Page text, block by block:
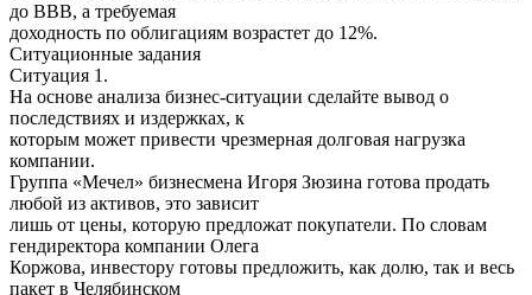
до ВВВ, а требуемая
доходность по облигациям возрастет до 12%.
Ситуационные задания
Ситуация 1.
На основе анализа бизнес-ситуации сделайте вывод о
последствиях и издержках, к
которым может привести чрезмерная долговая нагрузка
компании.
Группа «Мечел» бизнесмена Игоря Зюзина готова продать
любой из активов, это зависит
лишь от цены, которую предложат покупатели. По словам
гендиректора компании Олега
Коржова, инвестору готовы предложить, как долю, так и весь
пакет в Челябинском